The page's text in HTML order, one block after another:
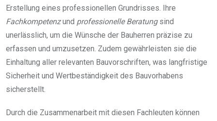
Erstellung eines professionellen Grundrisses. Ihre
Fachkompetenzund professionelle Beratungsind
unerlässlich, um die Wünsche der Bauherren präzise zu
erfassen und umzusetzen. Zudem gewährleisten sie die
Einhaltung aller relevanten Bauvorschriften, was langfristige
Sicherheit und Wertbeständigkeit des Bauvorhabens
sicherstellt.
Durch die Zusammenarbeit mit diesen Fachleuten können